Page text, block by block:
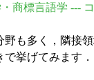
商標言語学 ---
も多く，隣接
挙げてみます．